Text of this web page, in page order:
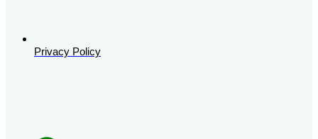
Privacy Policy